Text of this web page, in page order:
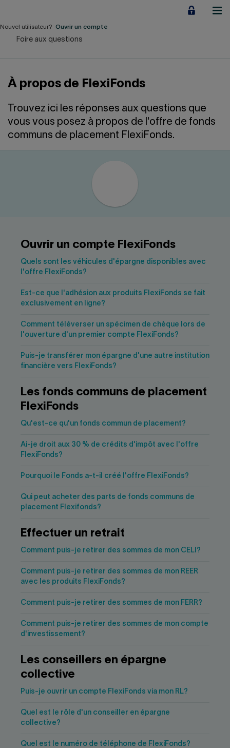
contenu
Notre Impact
Nouvel utilisateur? Ouvrir un compte
Foire aux questions
À propos de FlexiFonds
Trouvez ici les réponses aux questions que
vous vous posez à propos de l'offre de fonds
communs de placement FlexiFonds.
Ouvrir un compte FlexiFonds
Quels sont les véhicules d'épargne disponibles avec
l'offre FlexiFonds?
Est-ce que l'adhésion aux produits FlexiFonds se fait
exclusivement en ligne?
Comment téléverser un spécimen de chèque lors de
l'ouverture d'un premier compte FlexiFonds?
Puis-je transférer mon épargne d'une autre institution
financière vers FlexiFonds?
Les fonds communs de placement
FlexiFonds
Qu'est-ce qu'un fonds commun de placement?
Ai-je droit aux 30 % de crédits d'impôt avec l'offre
FlexiFonds?
Pourquoi le Fonds a-t-il créé l'offre FlexiFonds?
Qui peut acheter des parts de fonds communs de
placement Flexifonds?
Effectuer un retrait
Comment puis-je retirer des sommes de mon CELI?
Comment puis-je retirer des sommes de mon REER
avec les produits FlexiFonds?
Comment puis-je retirer des sommes de mon FERR?
Comment puis-je retirer des sommes de mon compte
d'investissement?
Les conseillers en épargne
collective
Puis-je ouvrir un compte FlexiFonds via mon RL?
Quel est le rôle d'un conseiller en épargne
collective?
Quel est le numéro de téléphone de FlexiFonds?